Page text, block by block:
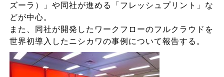
ズーラ）」や同社が進める「フレッシュプリント」な
どが中心。
また、同社が開発したワークフローのフルクラウドを
世界初導入したニシカワの事例について報告する。